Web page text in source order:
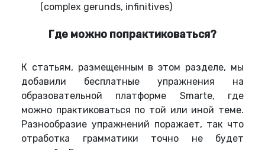
(complex gerunds, infinitives)
Где можно попрактиковаться?
К статьям, размещенным в этом разделе, мы
добавили бесплатные упражнения на
образовательной платформе Smarte, где
можно практиковаться по той или иной теме.
Разнообразие упражнений поражает, так что
отработка грамматики точно не будет